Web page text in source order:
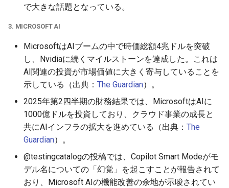
2026-05-18
2026-05-17
2026-05-15
2026-05-13
2025-11-02
2025-11-01
2025-10-30
2025-10-28
2026-05-18
2026-05-17
2026-05-15
2026-05-14
2026-05-13
2026-05-15
2026-05-14
2026-05-12
2026-05-10
2025-11-02
2025-11-01
2025-10-30
2025-10-28
2026-05-14
2026-05-13
2026-05-11
2026-05-09
2025-11-02
2025-11-01
2025-10-30
2025-10-28
で大きな話題となっている。
3. MICROSOFT AI
MicrosoftはAIブームの中で時価総額4兆ドルを突破
し、Nvidiaに続くマイルストーンを達成した。これは
AI関連の投資が市場価値に大きく寄与していることを
示している（出典： The Guardian）。
2025年第2四半期の財務結果では、MicrosoftはAIに
1000億ドルを投資しており、クラウド事業の成長と
共にAIインフラの拡大を進めている（出典： The
Guardian）。
@testingcatalogの投稿では、Copilot Smart Modeがモ
デル名についての「幻覚」を起こすことが報告されて
おり、Microsoft AIの機能改善の余地が示唆されてい